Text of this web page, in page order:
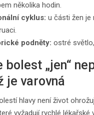
několika hodin.
cyklus: u části žen je
podněty: ostré
bolest „jen“
je varovná
hlavy není život
vyžadují rychlé lékařské